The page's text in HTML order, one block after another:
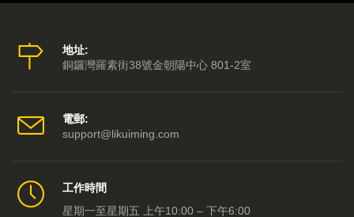
第二十集 - 李居明大師財神盒催旺偏財星 主持：林記 嘉賓：李居明
第十八集 -李居明大師教大家偷生一點金 主持：林記 嘉賓：李居明
第十六集 - 李居明大師牛年六合財箱摺銀紙勾財法
地址:
銅鑼灣羅素街38號金朝陽中心 801-2室
電郵:
support@likuiming.com
工作時間
星期一至星期五 上午10:00 – 下午6:00